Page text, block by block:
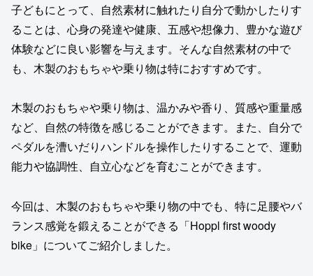
子どもにとって、自然素材に触れたり自分で動かしたりす
ることは、心身の発達や健康、五感や想像力、豊かな遊び
体験などに良い影響を与えます。そんな自然素材の中で
も、木製のおもちゃや乗り物は特におすすめです。
木製のおもちゃや乗り物は、温かみや香り、質感や重量感
など、自然の特徴を感じることができます。また、自分で
ペダルを漕いだりハンドルを操作したりすることで、運動
能力や協調性、自立心などを育むことができます。
今回は、木製のおもちゃや乗り物の中でも、特に足腰やバ
ランス感覚を鍛えることができる「Hoppl first woody
bike」についてご紹介しました。